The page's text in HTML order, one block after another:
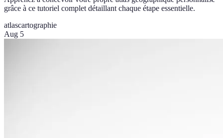
grâce à ce tutoriel complet détaillant chaque étape essentielle.
atlascartographie
Aug 5